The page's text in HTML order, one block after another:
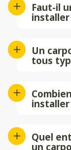
Faut-il
m², une
requis.
Un
tous
terrain
Quel
un